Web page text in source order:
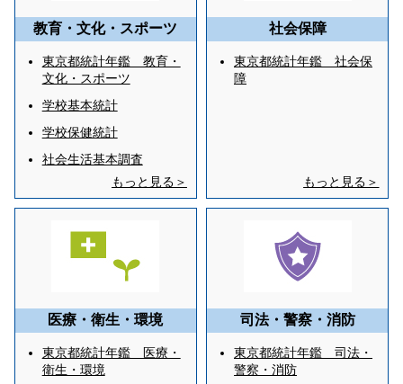
教育・文化・スポーツ
東京都統計年鑑 教育・
文化・スポーツ
学校基本統計
学校保健統計
社会生活基本調査
もっと見る＞
社会保障
東京都統計年鑑 社会保
障
もっと見る＞
医療・衛生・環境
東京都統計年鑑 医療・
衛生・環境
司法・警察・消防
東京都統計年鑑 司法・
警察・消防